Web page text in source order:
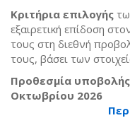
Κριτήρια επιλογής
εξαιρετική επίδοση
τους στη διεθνή
τους, βάσει των
Προθεσμία
Οκτωβρίου 2026